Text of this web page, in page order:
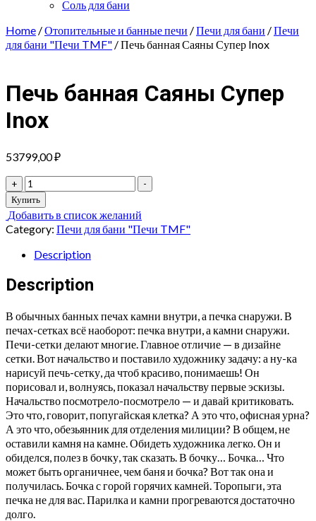
Соль для бани
Home /Отопительные и банные печи /Печи для бани /Печи
для бани "Печи TMF" / Печь банная Саяны Супер Inox
Печь банная Саяны Супер
Inox
53799,00₽
+
Печь
банная
Саяны
Супер
Inox
quantity
-
Купить
Добавить в список желаний
Category: Печи для бани "Печи TMF"
Description
Description
В обычных банных печах камни внутри, а печка снаружи. В
печах-сетках всё наоборот: печка внутри, а камни снаружи.
Печи-сетки делают многие. Главное отличие — в дизайне
сетки. Вот начальство и поставило художнику задачу: а ну-ка
нарисуй печь-сетку, да чтоб красиво, понимаешь! Он
порисовал и, волнуясь, показал начальству первые эскизы.
Начальство посмотрело-посмотрело — и давай критиковать.
Это что, говорит, попугайская клетка? А это что, офисная урна?
А это что, обезьянник для отделения милиции? В общем, не
оставили камня на камне. Обидеть художника легко. Он и
обиделся, полез в бочку, так сказать. В бочку… Бочка… Что
может быть органичнее, чем баня и бочка? Вот так она и
получилась. Бочка с горой горячих камней. Торопыги, эта
печка не для вас. Парилка и камни прогреваются достаточно
долго.